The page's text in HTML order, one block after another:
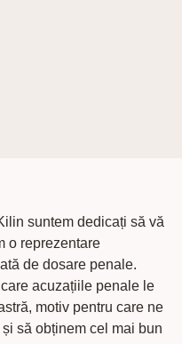
suntem dedicați să vă
o reprezentare
de dosare penale.
acuzațiile penale le
motiv pentru care ne
să obținem cel mai bun